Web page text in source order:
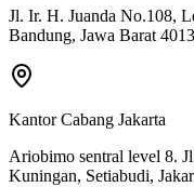
Jl. Ir. H. Juanda No.108,
Bandung, Jawa Barat
Kantor Cabang Jakarta
Ariobimo sentral level 8.
Kuningan, Setiabudi,